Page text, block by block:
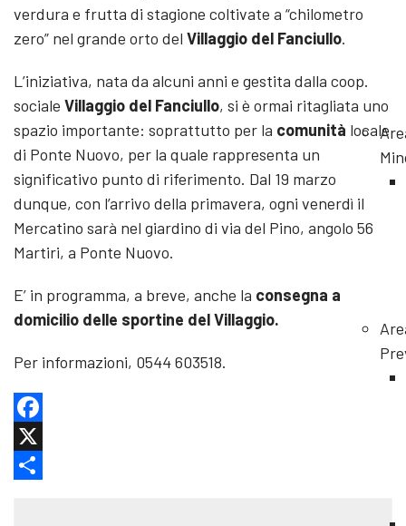
verdura e frutta di stagione coltivate a “chilometro
zero” nel grande orto del Villaggio del Fanciullo.
L’iniziativa, nata da alcuni anni e gestita dalla coop.
sociale Villaggio del Fanciullo, si è ormai ritagliata uno
spazio importante: soprattutto per la comunità locale
di Ponte Nuovo, per la quale rappresenta un
significativo punto di riferimento. Dal 19 marzo
dunque, con l’arrivo della primavera, ogni venerdì il
Mercatino sarà nel giardino di via del Pino, angolo 56
Martiri, a Ponte Nuovo.
E’ in programma, a breve, anche la consegna a
domicilio delle sportine del Villaggio.
Per informazioni, 0544 603518.
Facebook
X